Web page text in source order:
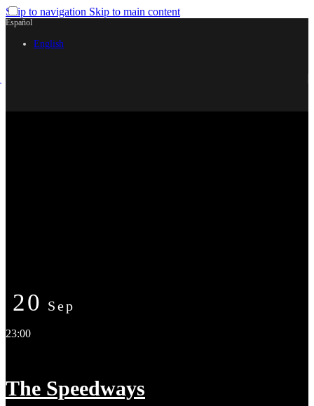
Skip to navigation Skip to main content
Español
English
20 Sep
23:00
The Speedways